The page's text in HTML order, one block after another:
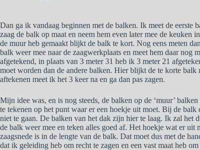
Dan ga ik vandaag beginnen met de balken. Ik meet de eerste
zaag de balk op maat en neem hem even later mee de
de muur heb gemaakt blijkt de balk te kort. Nog eens meten
balk weer mee naar de zaagwerkplaats en meet hem daar nog
afgetekend, in plaats van 3 meter 31 heb ik 3 meter 21
moet worden dan de andere balken. Hier blijkt de te korte
aftekenen meet ik het 3 keer na en ga dan pas zagen.
Mijn idee was, en is nog steeds, de balken op de ‘muur’
te tekenen op het punt waar er een hoekje uit moet. Bij de
niet te gaan. De balken van het dak zijn hier te laag. Ik zal het
de balk weer mee en teken alles goed af. Het hoekje wat er uit
zaagsnede is in de lengte van de balk. Dat moet dus met de
dat ik geleiding heb om recht te zagen en een vast maat heb